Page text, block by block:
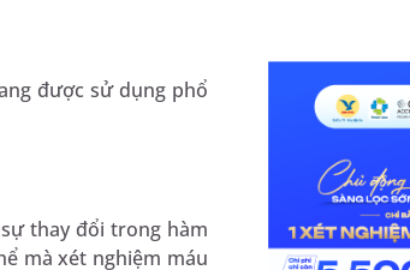
được sử dụng phổ
thay đổi trong hàm
mà xét nghiệm máu